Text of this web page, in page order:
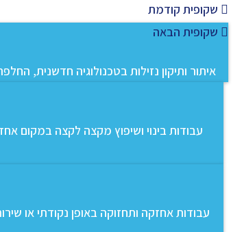
שקופית קודמת
שקופית הבאה
איתור ותיקון נזילות בטכנולוגיה חדשנית,
עבודות בינוי ושיפוץ מקצה לקצה במקום
עבודות אחזקה ותחזוקה באופן נקודתי או